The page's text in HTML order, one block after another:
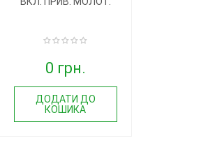
0 грн.
ДОДАТИ ДО
КОШИКА